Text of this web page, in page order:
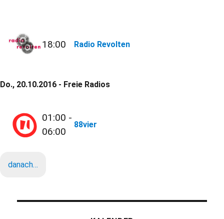
18:00 Radio Revolten
Do., 20.10.2016 - Freie Radios
01:00 -
06:00
88vier
danach…